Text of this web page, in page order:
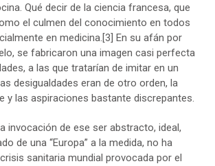
Qué decir de la ciencia francesa, que
el culmen del conocimiento en todos
en medicina. [3]
En su afán por
se fabricaron una imagen casi perfecta
a las que tratarían de imitar en un
desigualdades eran de otro orden, la
y las aspiraciones bastante discrepantes.
invocación de ese ser abstracto, ideal,
de una “Europa” a la medida, no ha
sanitaria mundial provocada por el